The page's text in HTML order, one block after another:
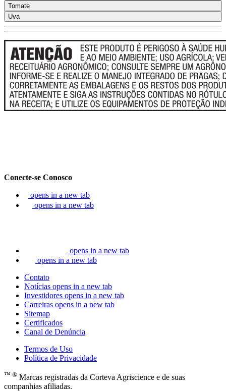
Tomate
Uva
Conecte-se Conosco
opens in a new tab
opens in a new tab
opens in a new tab
opens in a new tab
Contato
Notícias opens in a new tab
Investidores opens in a new tab
Carreiras opens in a new tab
Sitemap
Certificados
Canal de Denúncia
Termos de Uso
Política de Privacidade
™ ® Marcas registradas da Corteva Agriscience e de suas
companhias afiliadas.